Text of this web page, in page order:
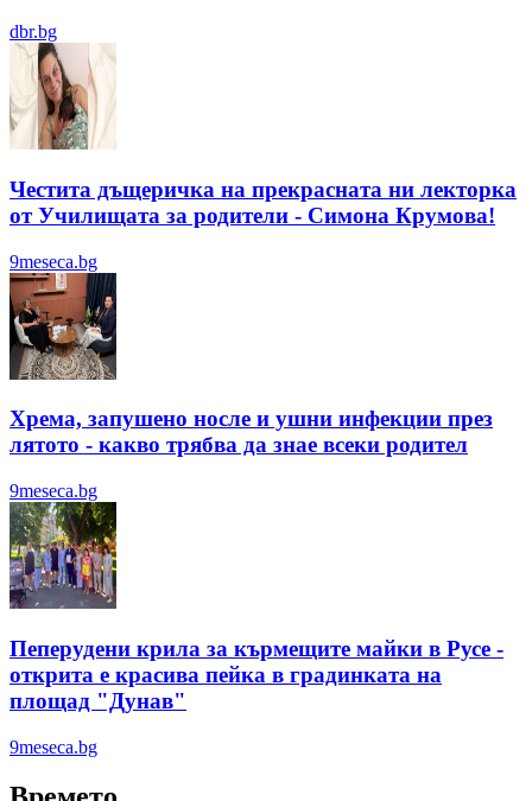
dbr.bg
Честита дъщеричка на прекрасната ни лекторка
от Училищата за родители - Симона Крумова!
9meseca.bg
Хрема, запушено носле и ушни инфекции през
лятотo - какво трябва да знае всеки родител
9meseca.bg
Пеперудени крила за кърмещите майки в Русе -
открита е красива пейка в градинката на
площад "Дунав"
9meseca.bg